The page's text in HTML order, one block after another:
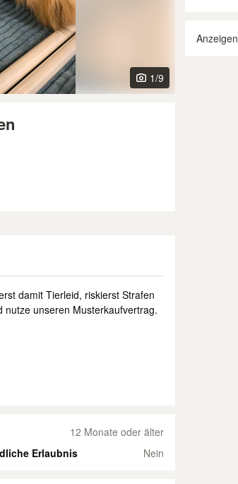
1/9
damit Tierleid, riskierst Strafen
unseren Musterkaufvertrag.
12 Monate oder älter
Erlaubnis Nein